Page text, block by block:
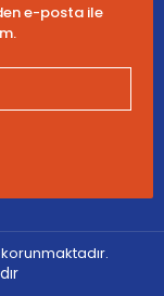
e-posta ile